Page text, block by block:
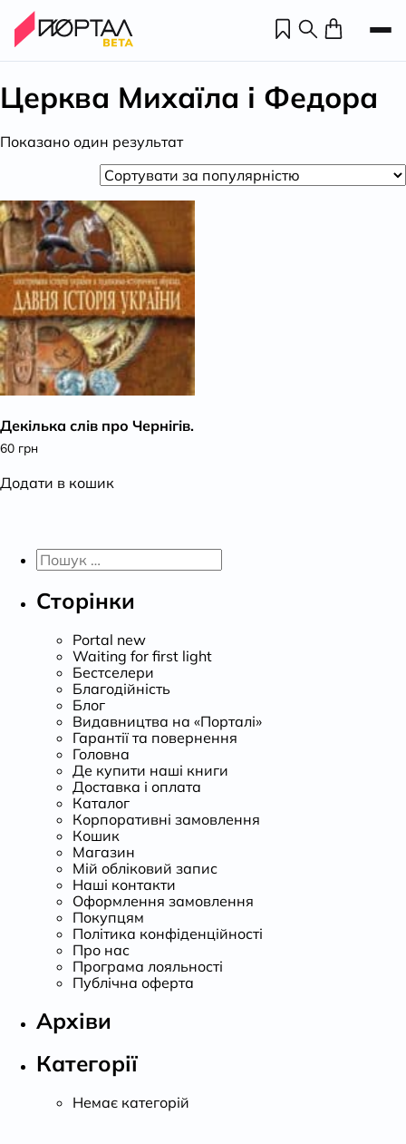
Церква Михаїла і Федора
Показано один результат
Декілька слів про Чернігів.
60 грн
Додати в кошик
Пошук:
Сторінки
Portal new
Waiting for first light
Бестселери
Благодійність
Блог
Видавництва на «Порталі»
Гарантії та повернення
Головна
Де купити наші книги
Доставка і оплата
Каталог
Корпоративні замовлення
Кошик
Магазин
Мій обліковий запис
Наші контакти
Оформлення замовлення
Покупцям
Політика конфіденційності
Про нас
Програма лояльності
Публічна оферта
Архіви
Категорії
Немає категорій